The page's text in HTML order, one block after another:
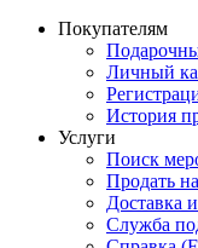
Покупателям
Личный
История
Услуги
Поиск
Продать
Доставка
Служба